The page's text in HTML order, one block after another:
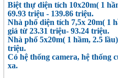
Biệt thự diện tích 10x20m( 1
69.93 triệu - 139.86 triệu.
Nhà phố diện tích 7,5x 20m( 1
giá từ 23.31 triệu- 93.24 triệu.
Nhà phố 5x20m( 1 hầm, 2.5
triệu.
Có hệ thống camera, hệ thống
xa.